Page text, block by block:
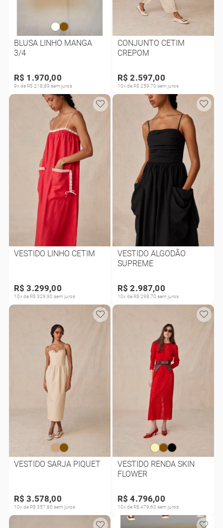
BLUSA LINHO MANGA
3/4
R$ 1.970,00
9x de R$ 218,89 sem juros
CONJUNTO CETIM
CREPOM
R$ 2.597,00
10x de R$ 259,70 sem juros
VESTIDO LINHO CETIM
R$ 3.299,00
10x de R$ 329,90 sem juros
VESTIDO ALGODÃO
SUPREME
R$ 2.987,00
10x de R$ 298,70 sem juros
VESTIDO SARJA PIQUET
R$ 3.578,00
10x de R$ 357,80 sem juros
VESTIDO RENDA SKIN
FLOWER
R$ 4.796,00
10x de R$ 479,60 sem juros